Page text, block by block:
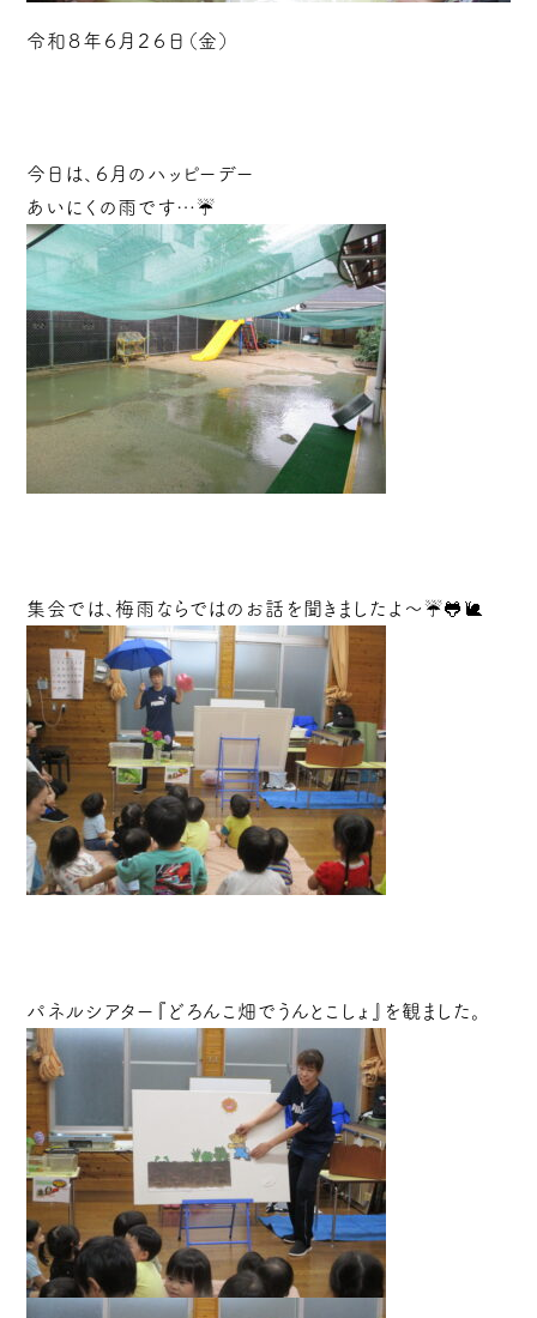
令和８年６月２６日（金）
今日は、６月のハッピーデー
あいにくの雨です…☔
集会では、梅雨ならではのお話を聞きましたよ～☔🐸🐌
パネルシアター『どろんこ畑でうんとこしょ』を観ました。